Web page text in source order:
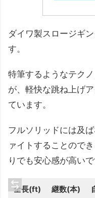
ダイワ製スロージギ
す。
特筆するようなテク
が、軽快な跳ね上げ
ています。
フルソリッドには及
ァイトすることので
りでも安心感が高いで
全長(ft) 継数(本)